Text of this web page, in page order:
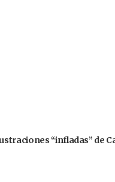
“infladas” de